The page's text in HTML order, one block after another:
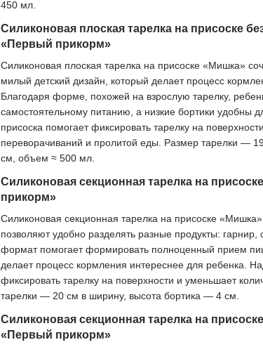
450 мл.
Силиконовая плоская тарелка на присоске
«Первый прикорм»
Силиконовая плоская тарелка на присоске «Мишка»
милый детский дизайн, который делает процесс
Благодаря форме, похожей на взрослую тарелку,
самостоятельному питанию, а низкие бортики удобны
присоска помогает фиксировать тарелку на
переворачиваний и пролитой еды. Размер тарелки —
см, объем ≈ 500 мл.
Силиконовая секционная тарелка на
прикорм»
Силиконовая секционная тарелка на присоске
позволяют удобно разделять разные продукты:
формат помогает формировать полноценный прием
делает процесс кормления интереснее для ребенка.
фиксировать тарелку на поверхности и уменьшает
тарелки — 20 см в ширину, высота бортика — 4 см.
Силиконовая секционная тарелка на
«Первый прикорм»